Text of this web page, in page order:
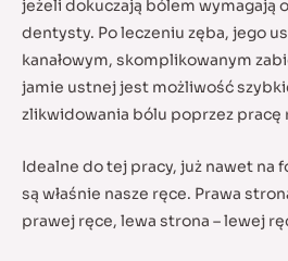
jeżeli dokuczają bólem wymagają
dentysty. Po leczeniu zęba, jego
kanałowym, skomplikowanym
jamie ustnej jest możliwość
zlikwidowania bólu poprzez pracę
Idealne do tej pracy, już nawet na
są właśnie nasze ręce. Prawa
prawej ręce, lewa strona – lewej